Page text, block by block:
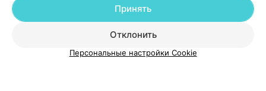
О проекте Новости проекта
Размещение рекламы
Медицинский маркетинг
Публичный договор
Пользовательское соглашение
Способы оплаты
Отклонить
Принять
Персональные настройки Cookie